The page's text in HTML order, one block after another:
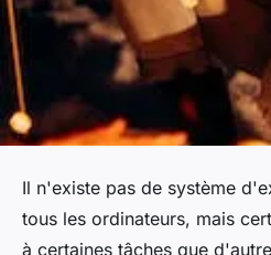
Il n'existe pas de système
tous les ordinateurs, mais
à certaines tâches que